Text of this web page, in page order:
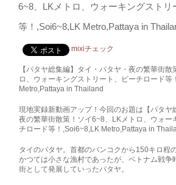
6~8、LKメトロ、ウォーキングストリ
等！,Soi6~8,LK Metro,Pattaya in
mixiチェック
【パタヤ総集編】タイ・パタヤ・夜の繁華街散
ロ、ウォーキングストリート、ビーチロード等
Metro,Pattaya in Thailand
現地実録新動画アップ！今回のお題は【パタヤ
夜の繁華街散策！ソイ6~8、LKメトロ、ウォー
チロード等！,Soi6~8,LK Metro,Pattaya in
タイのパタヤ。首都のバンコクから150キロ程
かつては小さな漁村であったが、ベトナム戦争
街として発展していったパタヤ。